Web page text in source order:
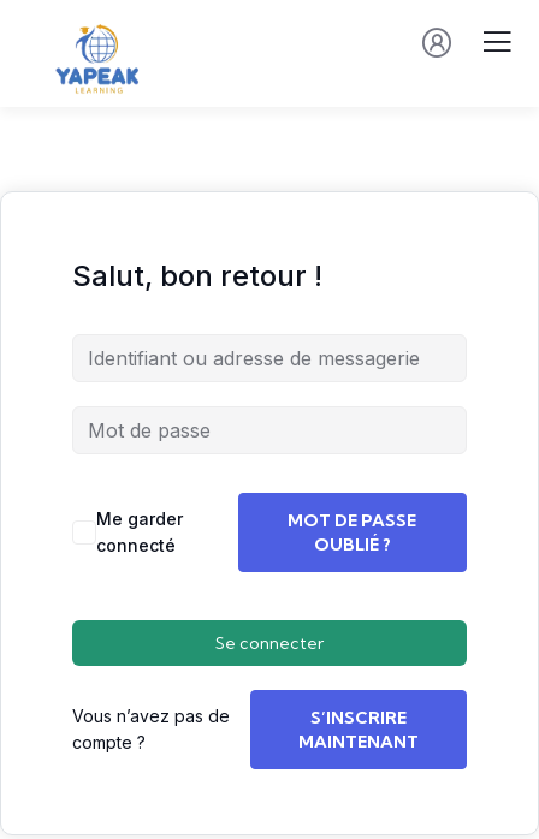
Salut, bon retour !
Me garder
connecté
MOT DE PASSE
OUBLIÉ ?
Se connecter
Vous n’avez pas de
compte ?
S’INSCRIRE
MAINTENANT